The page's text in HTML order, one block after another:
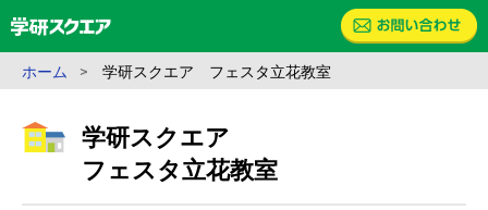
ホーム 学研スクエア フェスタ立花教室
学研スクエア
フェスタ立花教室